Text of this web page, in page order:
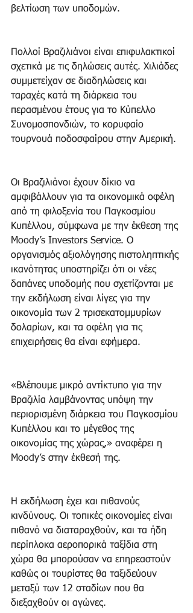
βελτίωση των υποδομών.
Πολλοί Βραζιλιάνοι είναι επιφυλακτικοί
σχετικά με τις δηλώσεις αυτές. Χιλιάδες
συμμετείχαν σε διαδηλώσεις και
ταραχές κατά τη διάρκεια του
περασμένου έτους για το Κύπελλο
Συνομοσπονδιών, το κορυφαίο
τουρνουά ποδοσφαίρου στην Αμερική.
Οι Βραζιλιάνοι έχουν δίκιο να
αμφιβάλλουν για τα οικονομικά οφέλη
από τη φιλοξενία του Παγκοσμίου
Κυπέλλου, σύμφωνα με την έκθεση της
Moody’s Investors Service. Ο
οργανισμός αξιολόγησης πιστοληπτικής
ικανότητας υποστηρίζει ότι οι νέες
δαπάνες υποδομής που σχετίζονται με
την εκδήλωση είναι λίγες για την
οικονομία των 2 τρισεκατομμυρίων
δολαρίων, και τα οφέλη για τις
επιχειρήσεις θα είναι εφήμερα.
«Βλέπουμε μικρό αντίκτυπο για την
Βραζιλία λαμβάνοντας υπόψη την
περιορισμένη διάρκεια του Παγκοσμίου
Κυπέλλου και το μέγεθος της
οικονομίας της χώρας,» αναφέρει η
Moody’s στην έκθεσή της.
Η εκδήλωση έχει και πιθανούς
κινδύνους. Οι τοπικές οικονομίες είναι
πιθανό να διαταραχθούν, και τα ήδη
περίπλοκα αεροπορικά ταξίδια στη
χώρα θα μπορούσαν να επηρεαστούν
καθώς οι τουρίστες θα ταξιδεύουν
μεταξύ των 12 σταδίων που θα
διεξαχθούν οι αγώνες.